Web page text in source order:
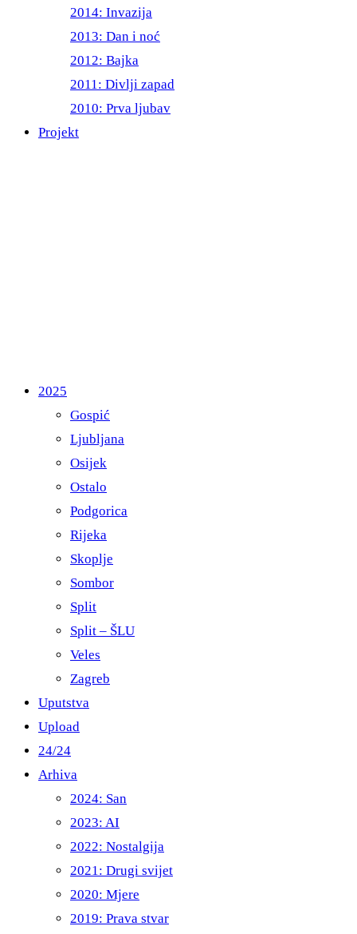
2014: Invazija
2013: Dan i noć
2012: Bajka
2011: Divlji zapad
2010: Prva ljubav
Projekt
2025
Gospić
Ljubljana
Osijek
Ostalo
Podgorica
Rijeka
Skoplje
Sombor
Split
Split – ŠLU
Veles
Zagreb
Uputstva
Upload
24/24
Arhiva
2024: San
2023: AI
2022: Nostalgija
2021: Drugi svijet
2020: Mjere
2019: Prava stvar